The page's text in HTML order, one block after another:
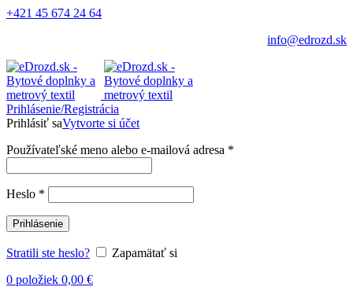
+421 45 674 24 64
info@edrozd.sk
Prihlásenie/Registrácia
Prihlásiť saVytvorte si účet
Používateľské meno alebo e-mailová adresa *
Heslo *
Prihlásenie
Stratili ste heslo?
Zapamätať si
0 položiek 0,00 €